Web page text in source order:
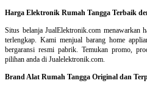
Harga Elektronik Rumah Tangga Terbaik
Situs belanjaJualElektronik.com menawarkan
terlengkap. Kami menjual barang home
bergaransi resmi pabrik. Temukan promo,
pilihan anda di Jualelektronik.com.
Brand Alat Rumah Tangga Original dan